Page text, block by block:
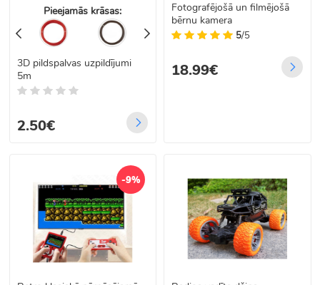
Pieejamās krāsas:
3D pildspalvas uzpildījumi
5m
2.50€
Fotografējošā un filmējošā
bērnu kamera
5/5
18.99€
-9%